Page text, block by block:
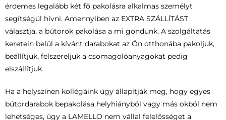
érdemes legalább két fő pakolásra alkalmas személyt
segítségül hívni. Amennyiben az EXTRA SZÁLLÍTÁST
választja, a bútorok pakolása a mi gondunk. A szolgáltatás
keretein belül a kívánt darabokat az Ön otthonába pakoljuk,
beállítjuk, felszereljük a csomagolóanyagokat pedig
elszállítjuk.
Ha a helyszínen kollégáink úgy állapítják meg, hogy egyes
bútordarabok bepakolása helyhiányból vagy más okból nem
lehetséges, úgy a LAMELLO nem vállal felelősséget a